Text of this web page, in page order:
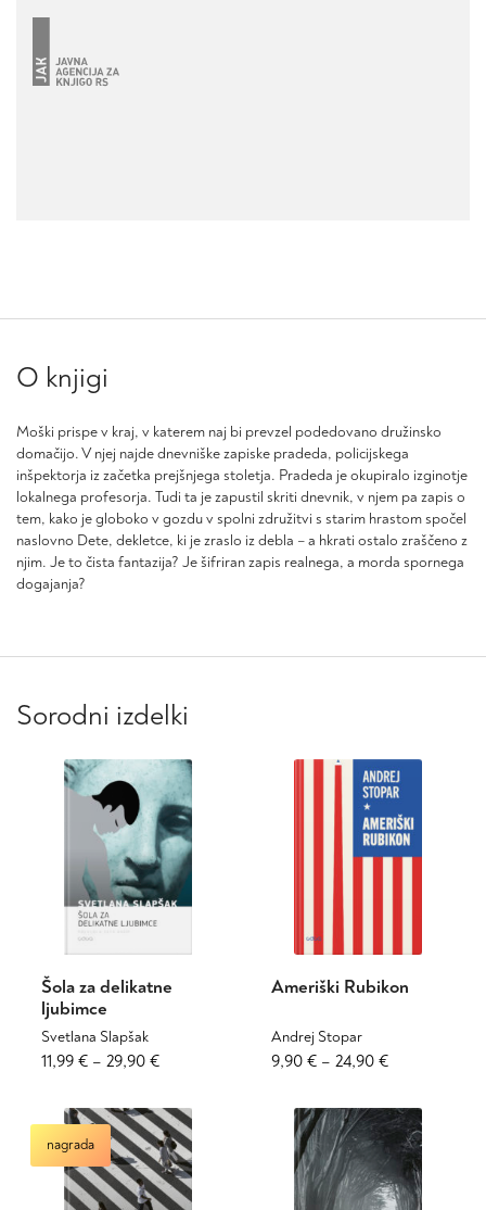
O knjigi
Moški prispe v kraj, v katerem naj bi prevzel podedovano družinsko
domačijo. V njej najde dnevniške zapiske pradeda, policijskega
inšpektorja iz začetka prejšnjega stoletja. Pradeda je okupiralo izginotje
lokalnega profesorja. Tudi ta je zapustil skriti dnevnik, v njem pa zapis o
tem, kako je globoko v gozdu v spolni združitvi s starim hrastom spočel
naslovno Dete, dekletce, ki je zraslo iz debla – a hkrati ostalo zraščeno z
njim. Je to čista fantazija? Je šifriran zapis realnega, a morda spornega
dogajanja?
Sorodni izdelki
Šola za delikatne
ljubimce
Svetlana Slapšak
11,99 € – 29,90 €Cenovni
od
11,99 €
do
29,90 €
Ta
ima
več
različic.
Možnosti
lahko
Ameriški Rubikon
Andrej Stopar
9,90 € – 24,90 €Cenovni
od
9,90 €
do
24,90 €
Ta
ima
več
različic.
Možnosti
lahko
nagrada